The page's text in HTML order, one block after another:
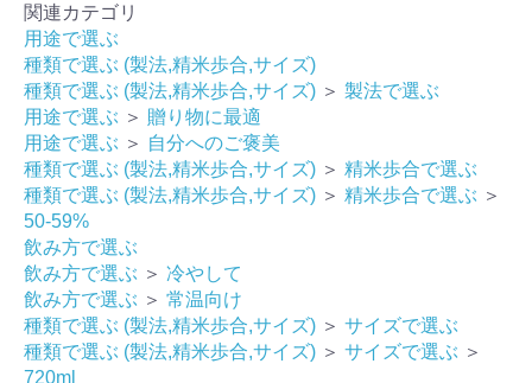
お買い物を続ける カートへ進む
関連カテゴリ
用途で選ぶ
種類で選ぶ (製法,精米歩合,サイズ)
種類で選ぶ (製法,精米歩合,サイズ) ＞ 製法で選ぶ
用途で選ぶ ＞ 贈り物に最適
用途で選ぶ ＞ 自分へのご褒美
種類で選ぶ (製法,精米歩合,サイズ) ＞ 精米歩合で選ぶ
種類で選ぶ (製法,精米歩合,サイズ) ＞ 精米歩合で選ぶ ＞
50-59%
飲み方で選ぶ
飲み方で選ぶ ＞ 冷やして
飲み方で選ぶ ＞ 常温向け
種類で選ぶ (製法,精米歩合,サイズ) ＞ サイズで選ぶ
種類で選ぶ (製法,精米歩合,サイズ) ＞ サイズで選ぶ ＞
720ml